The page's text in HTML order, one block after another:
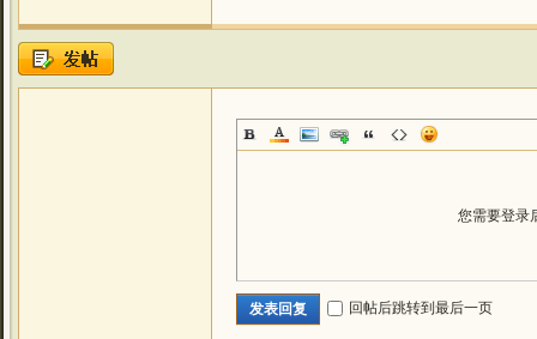
您需要登录
发表回复 回帖后跳转到最后一页